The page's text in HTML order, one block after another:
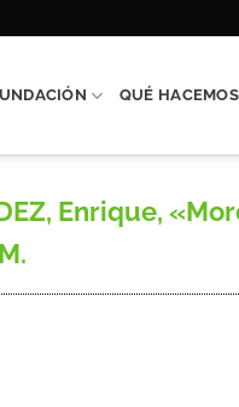
QUÉ HACEMOS
Enrique,